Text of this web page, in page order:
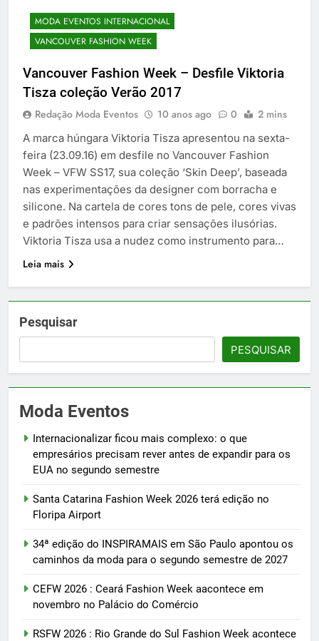
MODA EVENTOS INTERNACIONAL
VANCOUVER FASHION WEEK
Vancouver Fashion Week – Desfile Viktoria
Tisza coleção Verão 2017
Redação Moda Eventos 10 anos ago 0 2 mins
A marca húngara Viktoria Tisza apresentou na sexta-
feira (23.09.16) em desfile no Vancouver Fashion
Week – VFW SS17, sua coleção ‘Skin Deep’, baseada
nas experimentações da designer com borracha e
silicone. Na cartela de cores tons de pele, cores vivas
e padrões intensos para criar sensações ilusórias.
Viktoria Tisza usa a nudez como instrumento para…
Leia mais
Pesquisar
PESQUISAR
Moda Eventos
Internacionalizar ficou mais complexo: o que
empresários precisam rever antes de expandir para os
EUA no segundo semestre
Santa Catarina Fashion Week 2026 terá edição no
Floripa Airport
34ª edição do INSPIRAMAIS em São Paulo apontou os
caminhos da moda para o segundo semestre de 2027
CEFW 2026 : Ceará Fashion Week aacontece em
novembro no Palácio do Comércio
RSFW 2026 : Rio Grande do Sul Fashion Week acontece